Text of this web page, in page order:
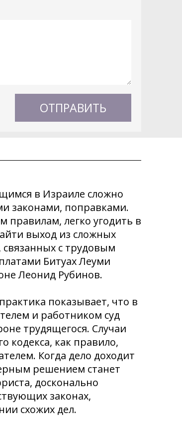
в Израиле сложно
законами, поправками.
легко угодить в
выход из сложных
с трудовым
Битуах Леуми
Леонид Рубинов.
показывает, что в
и работником суд
трудящегося. Случаи
кодекса, как правило,
Когда дело доходит
решением станет
досконально
законах,
схожих дел.